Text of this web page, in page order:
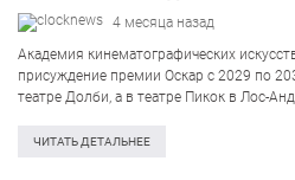
4 месяца назад
Академия кинематографических
присуждение премии Оскар с 2029 по
театре Долби, а в театре Пикок в Лос-
ЧИТАТЬ ДЕТАЛЬНЕЕ